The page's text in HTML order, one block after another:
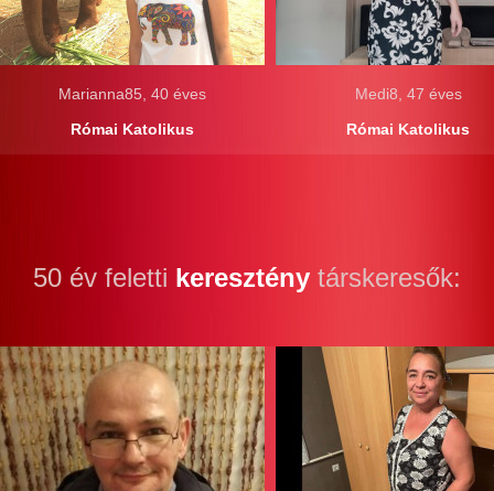
Marianna85, 40 éves
Római Katolikus
Medi8, 47 éves
Római Katolikus
50 év feletti keresztény társkeresők: